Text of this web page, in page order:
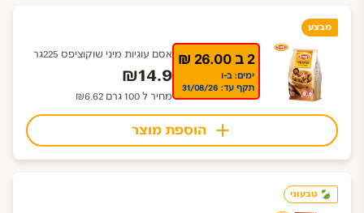
מבצע
2 ב 26.00 ₪
ימים: ב-ו
תקף עד: 31/08/26
אסם עוגיות מיני שוקוציפס 225גר
₪14.9
מחיר ל 100 גרם ₪6.62
הוספת מוצר
טבעוני